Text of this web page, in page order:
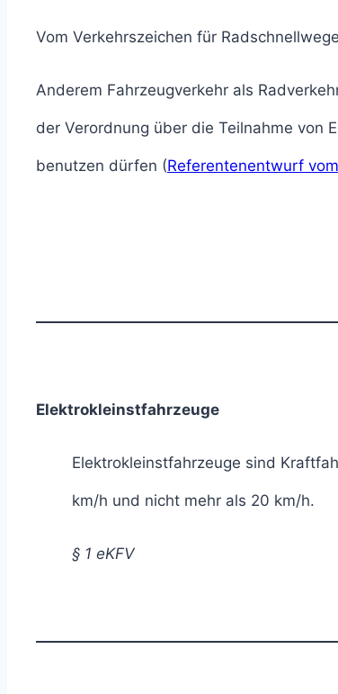
Vom Verkehrszeichen für
Anderem Fahrzeugverkehr als
der Verordnung über die Teilnahme von
benutzen dürfen (Referentenentwurf
Elektrokleinstfahrzeuge
Elektrokleinstfahrzeuge sind
km/h und nicht mehr als 20 km/h.
§ 1 eKFV